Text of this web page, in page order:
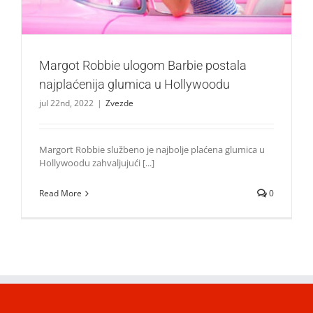
Margot Robbie ulogom Barbie postala
najplaćenija glumica u Hollywoodu
jul 22nd, 2022 | Zvezde
Margort Robbie službeno je najbolje plaćena glumica u
Hollywoodu zahvaljujući [...]
Read More 0